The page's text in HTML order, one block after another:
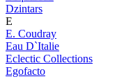
Dzintars
E
E. Coudray
Eau D`Italie
Eclectic Collections
Egofacto